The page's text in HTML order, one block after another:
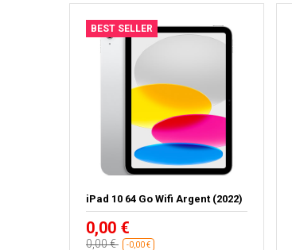
BEST SELLER
iPad 10 64 Go Wifi Argent (2022)
0,00 €
0,00 € -0,00 €